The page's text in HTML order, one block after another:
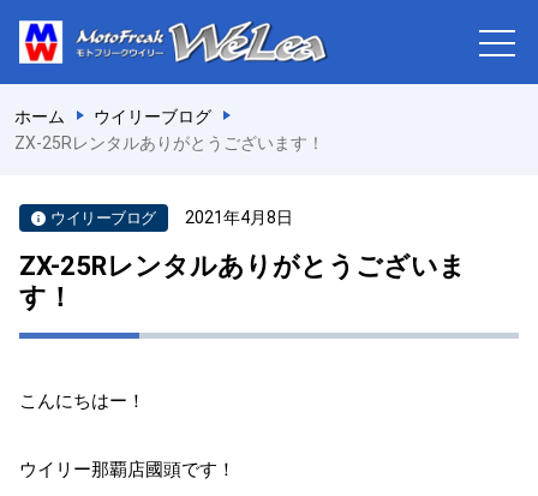
ホーム
ウイリーブログ
ZX-25Rレンタルありがとうございます！
ウイリーブログ 2021年4月8日
ZX-25Rレンタルありがとうございま
す！
こんにちはー！
ウイリー那覇店國頭です！